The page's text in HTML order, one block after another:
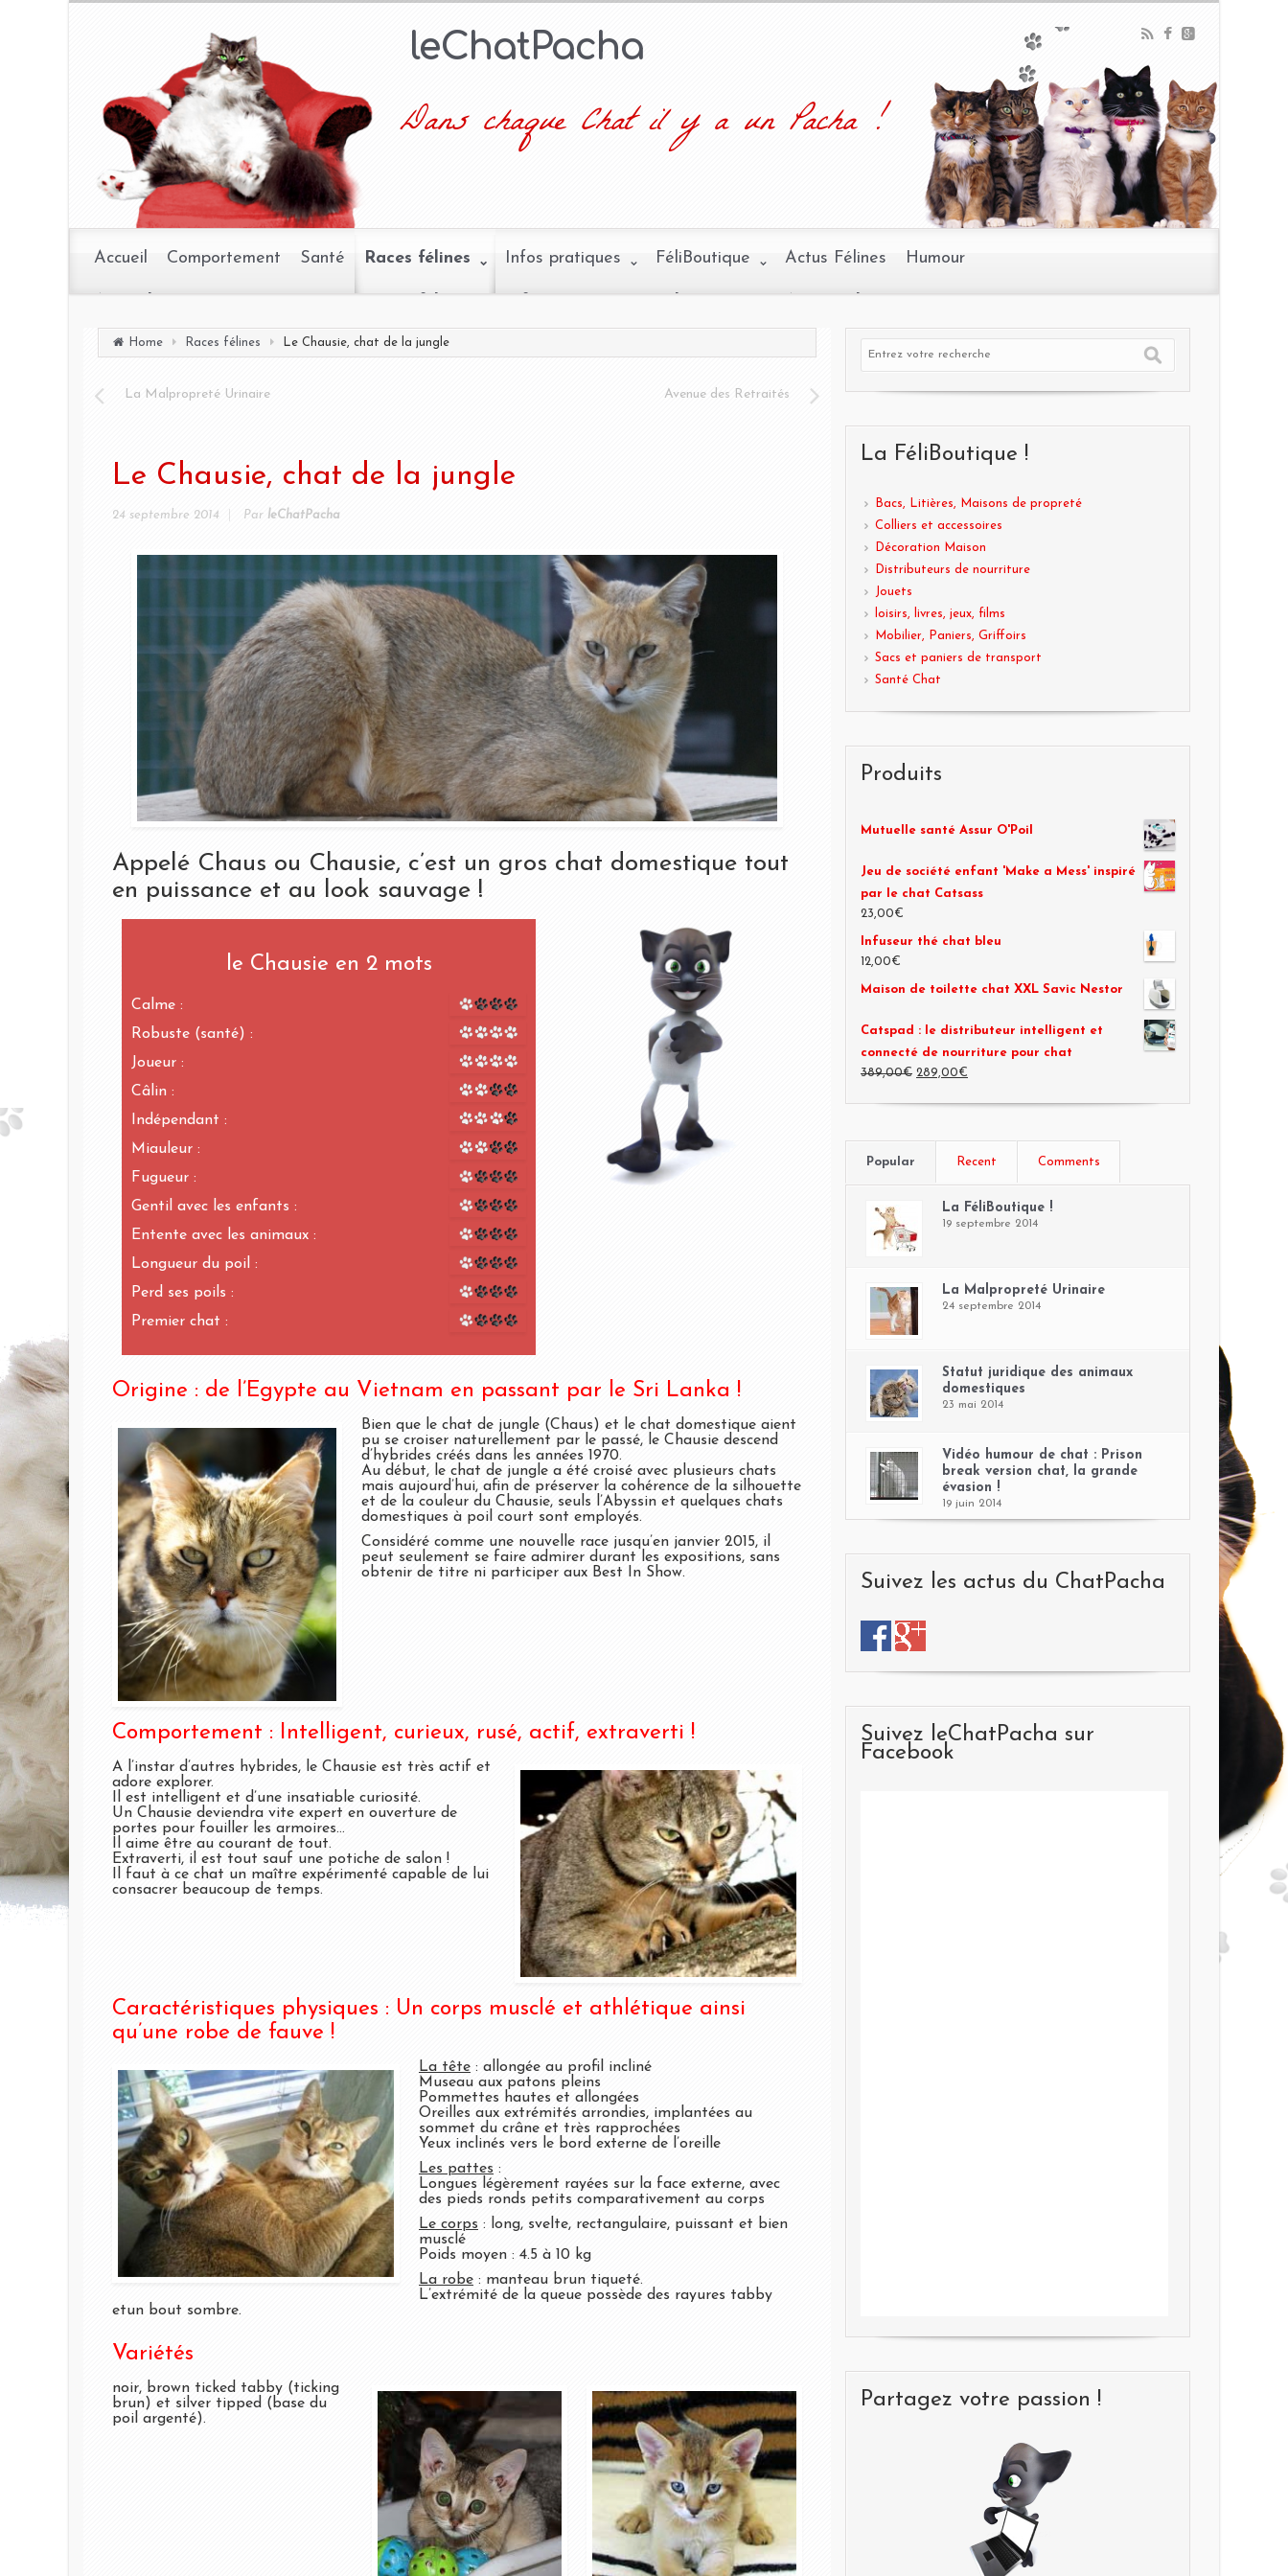
leChatPacha
Dans chaque Chat il y a un Pacha !
Accueil Comportement Santé Races félines Infos pratiques FéliBoutique Actus Félines Humour
Home Races félines Le Chausie, chat de la jungle
La Malpropreté Urinaire Avenue des Retraités
Le Chausie, chat de la jungle
24 septembre 2014 Par leChatPacha
Appelé Chaus ou Chausie, c’est un gros chat domestique tout
en puissance et au look sauvage !
le Chausie en 2 mots
Calme :
Robuste (santé) :
Joueur :
Câlin :
Indépendant :
Miauleur :
Fugueur :
Gentil avec les enfants :
Entente avec les animaux :
Longueur du poil :
Perd ses poils :
Premier chat :
Origine : de l’Egypte au Vietnam en passant par le Sri Lanka !
Bien que le chat de jungle (Chaus) et le chat domestique aient
pu se croiser naturellement par le passé, le Chausie descend
d’hybrides créés dans les années 1970.
Au début, le chat de jungle a été croisé avec plusieurs chats
mais aujourd’hui, afin de préserver la cohérence de la silhouette
et de la couleur du Chausie, seuls l’Abyssin et quelques chats
domestiques à poil court sont employés.
Considéré comme une nouvelle race jusqu’en janvier 2015, il
peut seulement se faire admirer durant les expositions, sans
obtenir de titre ni participer aux Best In Show.
Comportement : Intelligent, curieux, rusé, actif, extraverti !
A l’instar d’autres hybrides, le Chausie est très actif et
adore explorer.
Il est intelligent et d’une insatiable curiosité.
Un Chausie deviendra vite expert en ouverture de
portes pour fouiller les armoires…
Il aime être au courant de tout.
Extraverti, il est tout sauf une potiche de salon !
Il faut à ce chat un maître expérimenté capable de lui
consacrer beaucoup de temps.
Caractéristiques physiques : Un corps musclé et athlétique ainsi
qu’une robe de fauve !
La tête : allongée au profil incliné
Museau aux patons pleins
Pommettes hautes et allongées
Oreilles aux extrémités arrondies, implantées au
sommet du crâne et très rapprochées
Yeux inclinés vers le bord externe de l’oreille
Les pattes :
Longues légèrement rayées sur la face externe, avec
des pieds ronds petits comparativement au corps
Le corps : long, svelte, rectangulaire, puissant et bien
musclé
Poids moyen : 4.5 à 10 kg
La robe : manteau brun tiqueté.
L’extrémité de la queue possède des rayures tabby
etun bout sombre.
Variétés
noir, brown ticked tabby (ticking
brun) et silver tipped (base du
poil argenté).
La FéliBoutique !
Bacs, Litières, Maisons de propreté
Colliers et accessoires
Décoration Maison
Distributeurs de nourriture
Jouets
loisirs, livres, jeux, films
Mobilier, Paniers, Griffoirs
Sacs et paniers de transport
Santé Chat
Produits
Mutuelle santé Assur O'Poil
Jeu de société enfant 'Make a Mess' inspiré
par le chat Catsass
23,00€
Infuseur thé chat bleu
12,00€
Maison de toilette chat XXL Savic Nestor
Catspad : le distributeur intelligent et
connecté de nourriture pour chat
389,00€ 289,00€
Popular Recent Comments
La FéliBoutique !
19 septembre 2014
La Malpropreté Urinaire
24 septembre 2014
Statut juridique des animaux
domestiques
23 mai 2014
Vidéo humour de chat : Prison
break version chat, la grande
évasion !
19 juin 2014
Suivez les actus du ChatPacha
Suivez leChatPacha sur
Facebook
Partagez votre passion !